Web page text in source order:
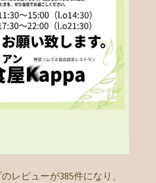
レビューが385件になり、